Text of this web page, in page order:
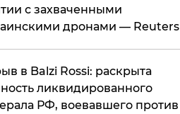
с захваченными
дронами — Reuters
в Balzi Rossi: раскрыта
ликвидированного
РФ, воевавшего против